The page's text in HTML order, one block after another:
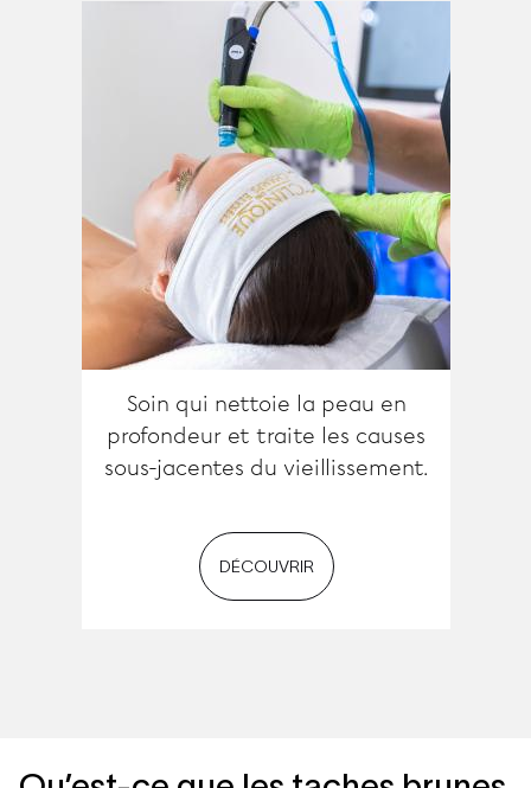
Soin qui nettoie la peau en
profondeur et traite les causes
sous-jacentes du vieillissement.
DÉCOUVRIR